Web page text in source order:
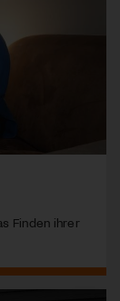
Finden ihrer